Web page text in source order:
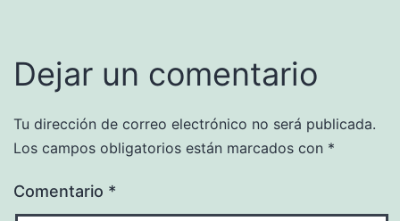
Dejar un comentario
Tu dirección de correo electrónico no será publicada.
Los campos obligatorios están marcados con *
Comentario *